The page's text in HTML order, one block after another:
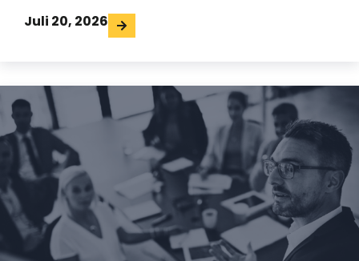
Juli 20, 2026